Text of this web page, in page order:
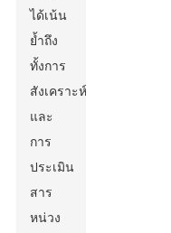
ได้เน้น
ย้ำถึง
ทั้งการ
สังเคราะห์
และ
การ
ประเมิน
สาร
หน่วง